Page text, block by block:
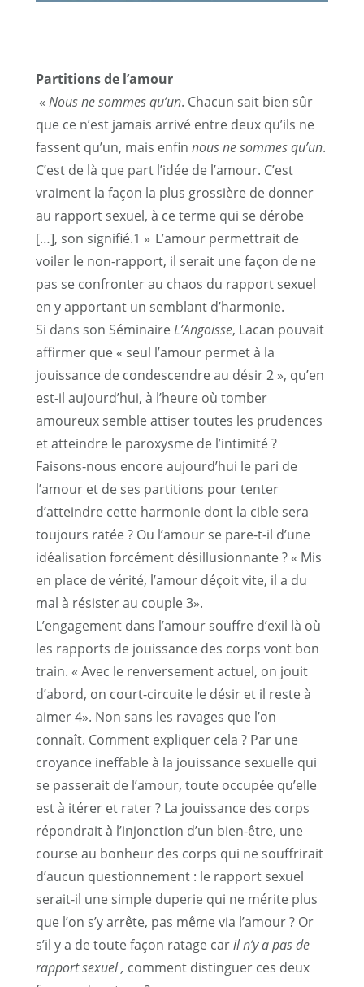
Partitions de l’amour
« Nous ne sommes qu’un. Chacun sait bien sûr
que ce n’est jamais arrivé entre deux qu’ils ne
fassent qu’un, mais enfin nous ne sommes qu’un.
C’est de là que part l’idée de l’amour. C’est
vraiment la façon la plus grossière de donner
au rapport sexuel, à ce terme qui se dérobe
[…], son signifié.1 » L’amour permettrait de
voiler le non-rapport, il serait une façon de ne
pas se confronter au chaos du rapport sexuel
en y apportant un semblant d’harmonie.
Si dans son Séminaire L’Angoisse, Lacan pouvait
affirmer que « seul l’amour permet à la
jouissance de condescendre au désir 2 », qu’en
est-il aujourd’hui, à l’heure où tomber
amoureux semble attiser toutes les prudences
et atteindre le paroxysme de l’intimité ?
Faisons-nous encore aujourd’hui le pari de
l’amour et de ses partitions pour tenter
d’atteindre cette harmonie dont la cible sera
toujours ratée ? Ou l’amour se pare-t-il d’une
idéalisation forcément désillusionnante ? « Mis
en place de vérité, l’amour déçoit vite, il a du
mal à résister au couple3».
L’engagement dans l’amour souffre d’exil là où
les rapports de jouissance des corps vont bon
train. « Avec le renversement actuel, on jouit
d’abord, on court-circuite le désir et il reste à
aimer4». Non sans les ravages que l’on
connaît. Comment expliquer cela ? Par une
croyance ineffable à la jouissance sexuelle qui
se passerait de l’amour, toute occupée qu’elle
est à itérer et rater ? La jouissance des corps
répondrait à l’injonction d’un bien-être, une
course au bonheur des corps qui ne souffrirait
d’aucun questionnement : le rapport sexuel
serait-il une simple duperie qui ne mérite plus
que l’on s’y arrête, pas même via l’amour ? Or
s’il y a de toute façon ratage caril n’y a pas de
rapport sexuel , comment distinguer ces deux